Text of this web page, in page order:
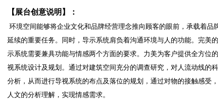
【展台创意说明】：
环境空间能够将企业文化和品牌经营理念推向顾客的眼前，承载着品
延续的重要任务。同时，导示系统肩负着沟通环境与人的功能。完美
示系统需要兼具功能与情感两个方面的要求。力美为客户提供全方位
视系统设计及规划。通过对建筑空间充分的调查研究，对人流动线的
分析，从而进行导视系统的布点及落位的规划，通过对物的接触感受
人文的分析理解，实现情感需求。